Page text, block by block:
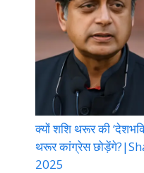
क्यों शशि थरूर की
थरूर कांग्रेस
2025